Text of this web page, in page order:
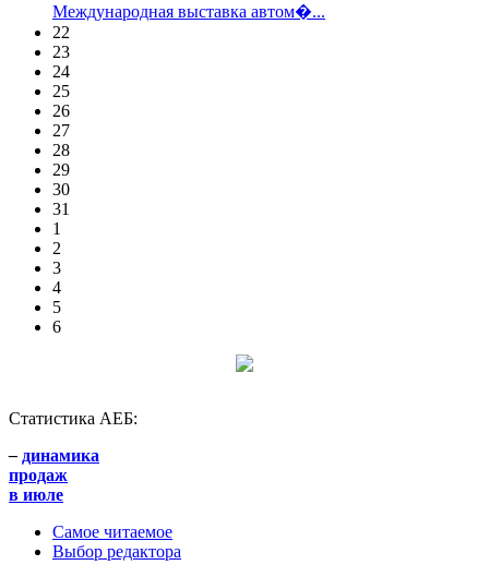
Международная выставка автом�...
22
23
24
25
26
27
28
29
30
31
1
2
3
4
5
6
Статистика АЕБ:
– динамика
продаж
в июле
Самое читаемое
Выбор редактора